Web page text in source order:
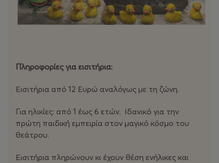
Πληροφορίες για εισιτήρια:
Εισιτήρια από 12 Ευρώ αναλόγως με τη ζώνη.
Για ηλικίες: από 1 έως 6 ετών. Ιδανικό για την
πρώτη παιδική εμπειρία στον μαγικό κόσμο του
θεάτρου.
Εισιτήρια πληρώνουν κι έχουν θέση ενήλικες και